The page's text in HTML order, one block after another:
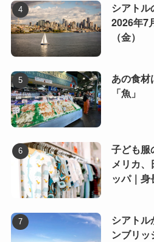
シアトル
2026年7
（金）
あの食材
「魚」
子ども服
メリカ、
ッパ｜
シアトル
ンブリ